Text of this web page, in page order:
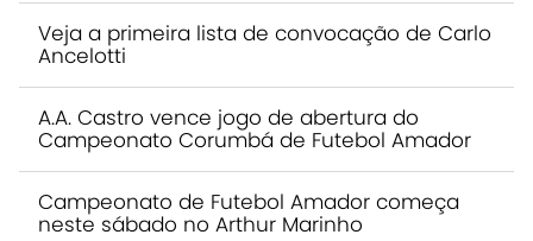
Veja a primeira lista de convocação de Carlo
Ancelotti
A.A. Castro vence jogo de abertura do
Campeonato Corumbá de Futebol Amador
Campeonato de Futebol Amador começa
neste sábado no Arthur Marinho